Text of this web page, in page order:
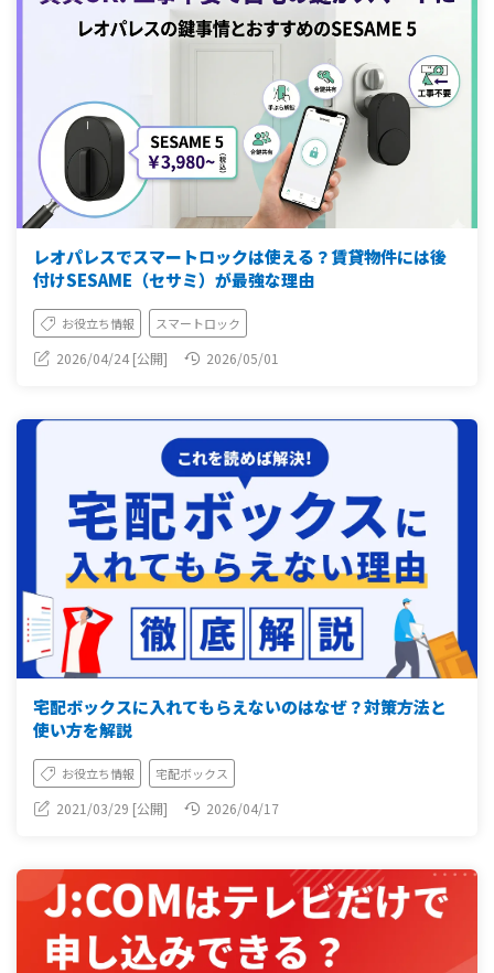
レオパレスでスマートロックは使える？賃貸物件には後
付けSESAME（セサミ）が最強な理由
お役立ち情報 スマートロック
2026/04/24 [公開] 2026/05/01
宅配ボックスに入れてもらえないのはなぜ？対策方法と
使い方を解説
お役立ち情報 宅配ボックス
2021/03/29 [公開] 2026/04/17